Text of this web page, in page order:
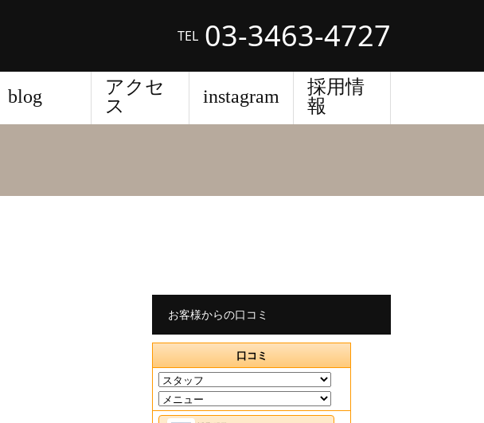
TEL 03-3463-4727
blog
アクセ
ス
instagram
採用情
報
お客様からの口コミ